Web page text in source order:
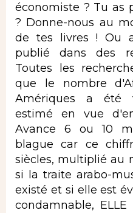
économiste ? Tu as
? Donne-nous au
de tes livres ! Ou
publié dans des
Toutes les
que le nombre
Amériques a été
estimé en vue
Avance 6 ou 10
blague car ce
siècles, multiplié au
si la traite arabo-
existé et si elle est
condamnable, ELLE